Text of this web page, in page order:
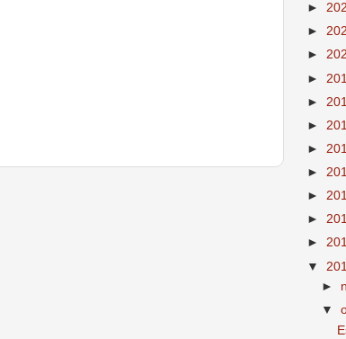
►
►
►
►
►
►
►
►
►
►
►
▼
►
▼